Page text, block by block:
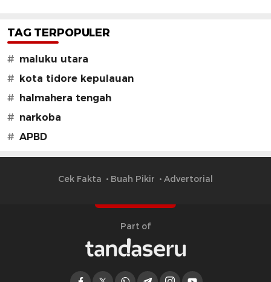
TAG TERPOPULER
# maluku utara
# kota tidore kepulauan
# halmahera tengah
# narkoba
# APBD
Cek Fakta Buah Pikir Advertorial
Part of